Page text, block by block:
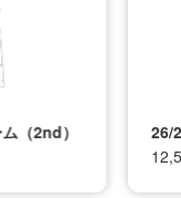
（2nd）
26/